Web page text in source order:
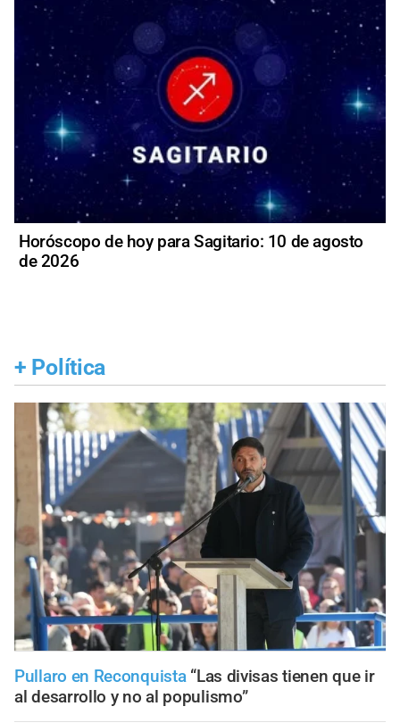
Horóscopo de hoy para Sagitario: 10 de agosto
de 2026
+ Política
Pullaro en Reconquista “Las divisas tienen que ir
al desarrollo y no al populismo”